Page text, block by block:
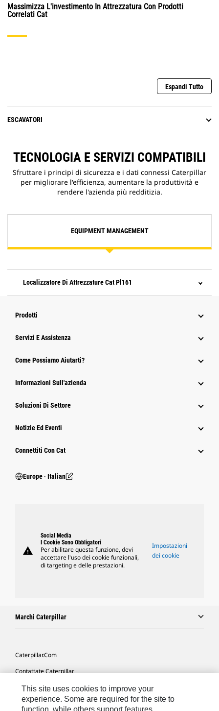
Massimizza L'investimento In Attrezzatura Con Prodotti
Correlati Cat
Espandi Tutto
ESCAVATORI
TECNOLOGIA E SERVIZI COMPATIBILI
Sfruttare i principi di sicurezza e i dati connessi Caterpillar
per migliorare l'efficienza, aumentare la produttività e
rendere l'azienda più redditizia.
EQUIPMENT MANAGEMENT
Localizzatore Di Attrezzature Cat Pl161
Prodotti
Servizi E Assistenza
Come Possiamo Aiutarti?
Informazioni Sull'azienda
Soluzioni Di Settore
Notizie Ed Eventi
Connettiti Con Cat
Europe ‧ Italian
warning
Social Media
I Cookie Sono Obbligatori
Per abilitare questa funzione, devi
accettare l'uso dei cookie funzionali,
di targeting e delle prestazioni.
Impostazioni
dei cookie
Marchi Caterpillar
Caterpillar.com
Contattate Caterpillar
Le Mie Preferenze Di Marketing
Mappa Del Sito
This site uses cookies to improve your
experience. Some are required for the site to
function, while others support features,